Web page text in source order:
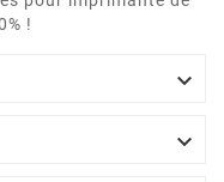
!

